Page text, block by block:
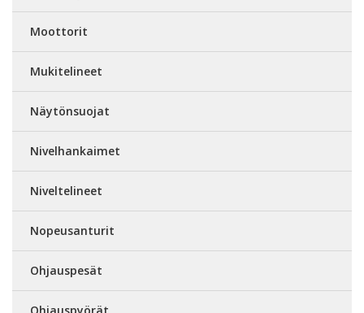
Moottorit
Mukitelineet
Näytönsuojat
Nivelhankaimet
Niveltelineet
Nopeusanturit
Ohjauspesät